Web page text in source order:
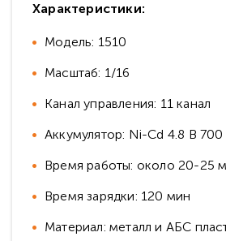
Характеристики:
Модель: 1510
Масштаб: 1/16
Канал управления: 11 канал
Аккумулятор: Ni-Cd 4.8 В
Время работы: около 20-25
Время зарядки: 120 мин
Материал: металл и АБС